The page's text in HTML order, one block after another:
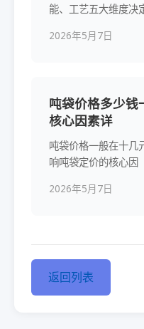
能、工艺五大维度决
2026年5月7日
吨袋价格多少钱
核心因素详
吨袋价格一般在十几
响吨袋定价的核心因
2026年5月7日
返回列表